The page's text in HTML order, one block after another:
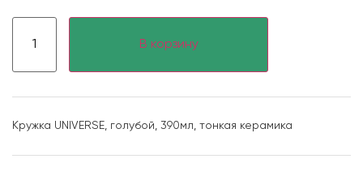
В корзину
Кружка UNIVERSE, голубой, 390мл, тонкая керамика